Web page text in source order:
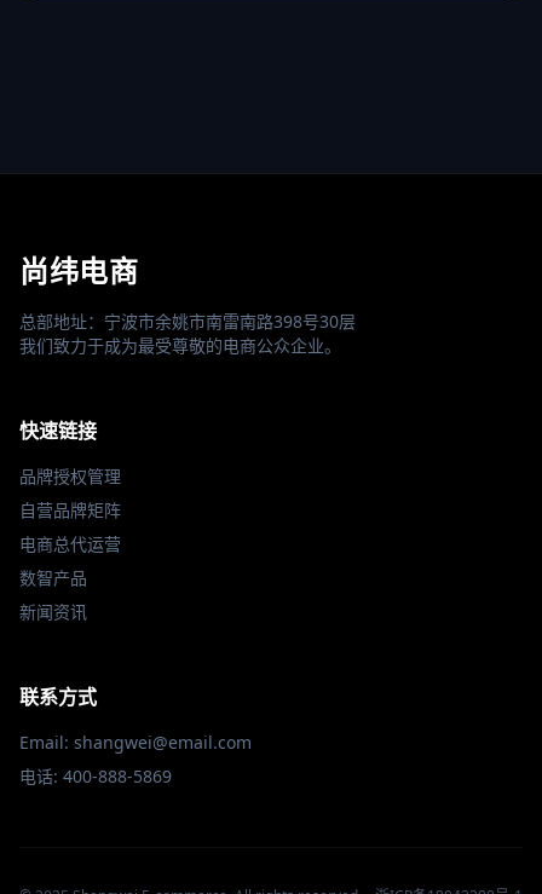
尚纬电商
总部地址：宁波市余姚市南雷南路398号30层
我们致力于成为最受尊敬的电商公众企业。
快速链接
品牌授权管理
自营品牌矩阵
电商总代运营
数智产品
新闻资讯
联系方式
Email: shangwei@email.com
电话: 400-888-5869